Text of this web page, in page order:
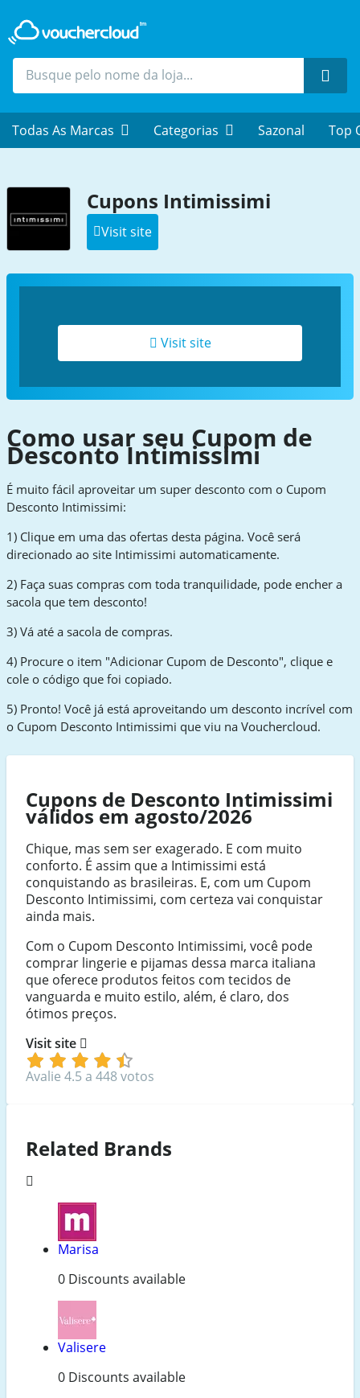
Todas As Marcas Categorias Sazonal Top
Cupons Intimissimi
Visit site
Visit site
Como usar seu Cupom de
Desconto Intimissimi
É muito fácil aproveitar um super desconto com o Cupom
Desconto Intimissimi:
1) Clique em uma das ofertas desta página. Você será
direcionado ao site Intimissimi automaticamente.
2) Faça suas compras com toda tranquilidade, pode encher a
sacola que tem desconto!
3) Vá até a sacola de compras.
4) Procure o item "Adicionar Cupom de Desconto", clique e
cole o código que foi copiado.
5) Pronto! Você já está aproveitando um desconto incrível com
o Cupom Desconto Intimissimi que viu na Vouchercloud.
Cupons de Desconto Intimissimi
válidos em agosto/2026
Chique, mas sem ser exagerado. E com muito
conforto. É assim que a Intimissimi está
conquistando as brasileiras. E, com um Cupom
Desconto Intimissimi, com certeza vai conquistar
ainda mais.
Com o Cupom Desconto Intimissimi, você pode
comprar lingerie e pijamas dessa marca italiana
que oferece produtos feitos com tecidos de
vanguarda e muito estilo, além, é claro, dos
ótimos preços.
Visit site
Avalie 4.5 a 448 votos
Related Brands
Marisa
0 Discounts available
Valisere
0 Discounts available